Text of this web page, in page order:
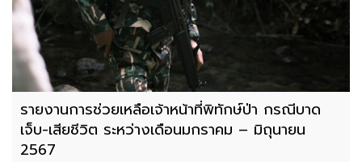
รายงานการช่วยเหลือเจ้าหน้าที่พิทักษ์ป่า กรณีบาด
เจ็บ-เสียชีวิต ระหว่างเดือนมกราคม – มิถุนายน
2567